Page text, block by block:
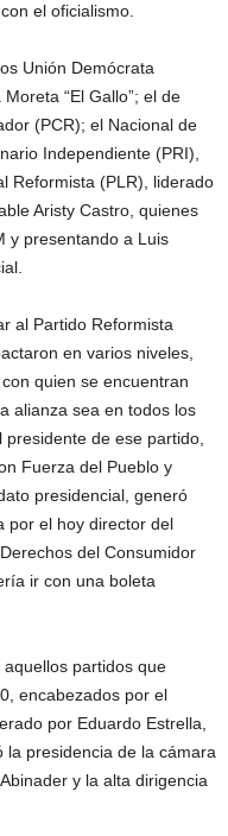
el oficialismo.
Unión Demócrata
“El Gallo”; el de
(PCR); el Nacional de
Independiente (PRI),
Reformista (PLR), liderado
Aristy Castro, quienes
y presentando a Luis
al Partido Reformista
en varios niveles,
quien se encuentran
alianza sea en todos los
presidente de ese partido,
Fuerza del Pueblo y
presidencial, generó
por el hoy director del
del Consumidor
ir con una boleta
partidos que
encabezados por el
por Eduardo Estrella,
la presidencia de la cámara
y la alta dirigencia